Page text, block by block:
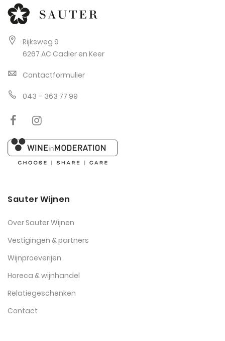
Rijksweg 9
6267 AC Cadier en Keer
Contactformulier
043 – 363 77 99
Sauter Wijnen
Over Sauter Wijnen
Vestigingen & partners
Wijnproeverijen
Horeca & wijnhandel
Relatiegeschenken
Contact